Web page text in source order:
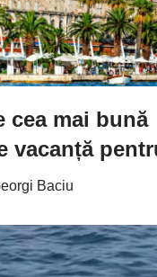
cea mai bună
vacanță
Baciu